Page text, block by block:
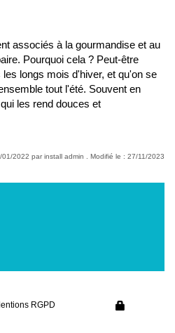
associés à la gourmandise et au
Pourquoi cela ? Peut-être
longs mois d'hiver, et qu'on se
tout l'été. Souvent en
les rend douces et
01/2022 par install admin . Modifié le : 27/11/2023
RGPD